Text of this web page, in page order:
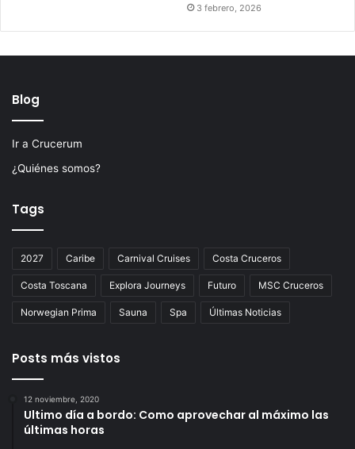
3 febrero, 2026
Blog
Ir a Crucerum
¿Quiénes somos?
Tags
2027 Caribe Carnival Cruises Costa Cruceros
Costa Toscana Explora Journeys Futuro MSC Cruceros
Norwegian Prima Sauna Spa Últimas Noticias
Posts más vistos
12 noviembre, 2020
Ultimo día a bordo: Como aprovechar al máximo las
últimas horas